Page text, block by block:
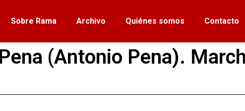
Sobre Rama Archivo Quiénes somos Contacto
(Antonio Pena).